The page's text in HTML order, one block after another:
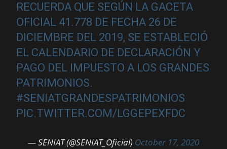
RECUERDA QUE SEGÚN LA GACETA
OFICIAL 41.778 DE FECHA 26 DE
DICIEMBRE DEL 2019, SE ESTABLECIÓ
EL CALENDARIO DE DECLARACIÓN Y
PAGO DEL IMPUESTO A LOS GRANDES
PATRIMONIOS.
#SENIATGRANDESPATRIMONIOS
PIC.TWITTER.COM/LGGEPEXFDC
— SENIAT (@SENIAT_Oficial) October 17, 2020